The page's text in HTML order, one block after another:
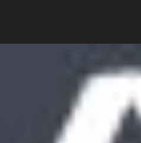
La Pyrénéenne
LA DEUX VALLÉES
Signaler une erreur